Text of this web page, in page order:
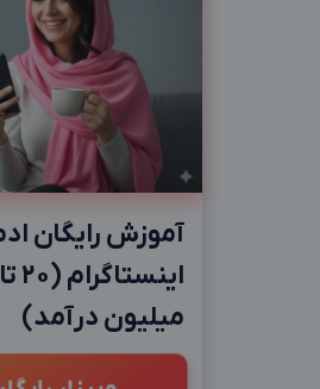
آموزش رایگان
میلیون درآمد)